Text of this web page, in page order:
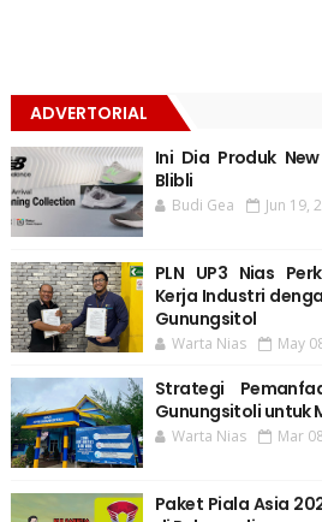
ADVERTORIAL
Ini Dia Produk
Blibli
Budi Gea Jun 19,
PLN UP3 Nias
Kerja Industri
Gunungsitol
Warta Nias May
Strategi
Gunungsitoli untuk
Warta Nias Mar
Paket Piala Asia